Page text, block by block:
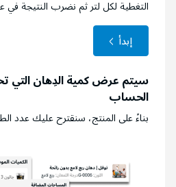
التغطية لكل لتر ثم نضرب النتيجة في
إبدأ
سيتم عرض كمية الدِهان التي
الحساب
بناءً على المنتج، سنقترح عليك عدد